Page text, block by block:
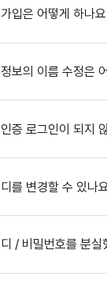
입은 어떻게 하나
보의 이름 수정은
증 로그인이 되지
를 변경할 수 있나
/ 비밀번호를 분실